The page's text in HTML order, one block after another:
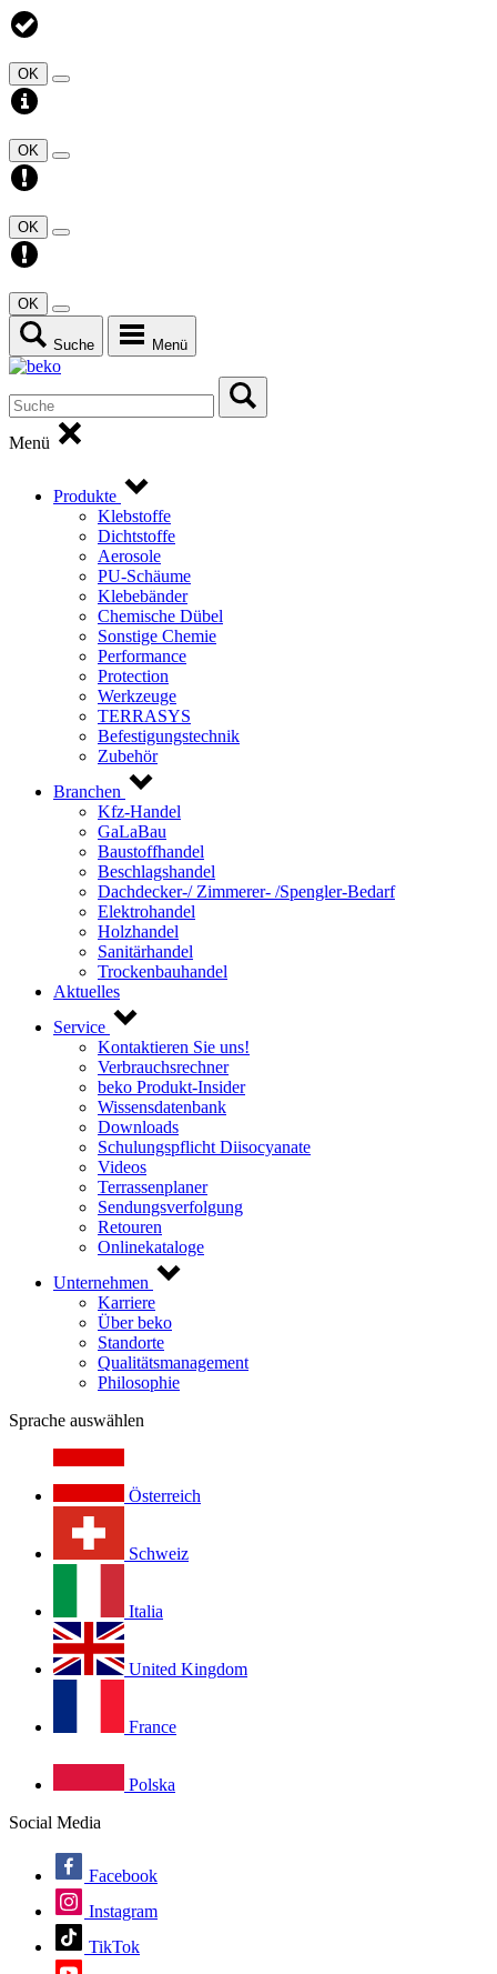
OK
OK
OK
OK
Suche Menü
Menü
Produkte
Klebstoffe
Dichtstoffe
Aerosole
PU-Schäume
Klebebänder
Chemische Dübel
Sonstige Chemie
Performance
Protection
Werkzeuge
TERRASYS
Befestigungstechnik
Zubehör
Branchen
Kfz-Handel
GaLaBau
Baustoffhandel
Beschlagshandel
Dachdecker-/ Zimmerer- /Spengler-Bedarf
Elektrohandel
Holzhandel
Sanitärhandel
Trockenbauhandel
Aktuelles
Service
Kontaktieren Sie uns!
Verbrauchsrechner
beko Produkt-Insider
Wissensdatenbank
Downloads
Schulungspflicht Diisocyanate
Videos
Terrassenplaner
Sendungsverfolgung
Retouren
Onlinekataloge
Unternehmen
Karriere
Über beko
Standorte
Qualitätsmanagement
Philosophie
Sprache auswählen
Österreich
Schweiz
Italia
United Kingdom
France
Polska
Social Media
Facebook
Instagram
TikTok